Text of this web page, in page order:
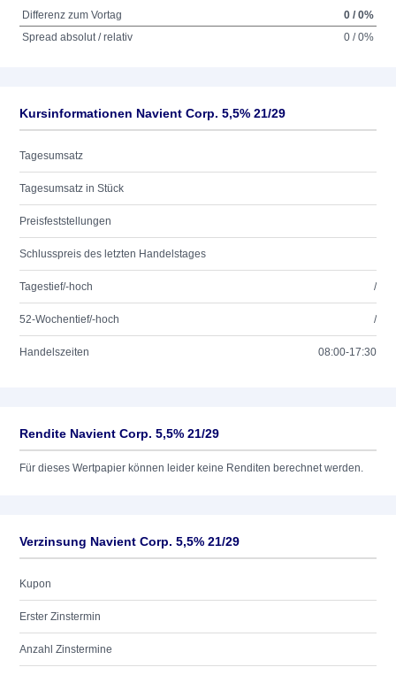
Differenz zum Vortag
0 / 0%
Spread absolut / relativ
0 / 0%
Kursinformationen Navient Corp. 5,5% 21/29
Tagesumsatz
Tagesumsatz in Stück
Preisfeststellungen
Schlusspreis des letzten Handelstages
Tagestief/-hoch /
52-Wochentief/-hoch /
Handelszeiten 08:00-17:30
Rendite Navient Corp. 5,5% 21/29
Für dieses Wertpapier können leider keine Renditen berechnet werden.
Verzinsung Navient Corp. 5,5% 21/29
Kupon
Erster Zinstermin
Anzahl Zinstermine